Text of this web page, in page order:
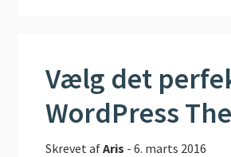
Vælg det
WordPress
Skrevet afAris -6. marts 2016